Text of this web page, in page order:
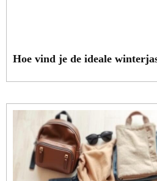
Hoe vind je de ideale